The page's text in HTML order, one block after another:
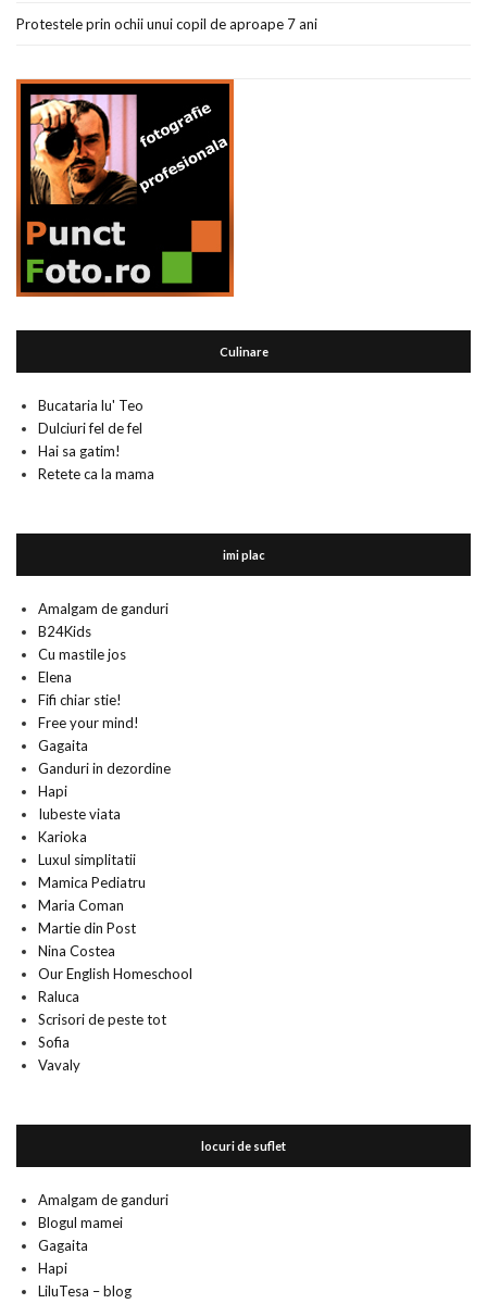
Protestele prin ochii unui copil de aproape 7 ani
Culinare
Bucataria lu' Teo
Dulciuri fel de fel
Hai sa gatim!
Retete ca la mama
imi plac
Amalgam de ganduri
B24Kids
Cu mastile jos
Elena
Fifi chiar stie!
Free your mind!
Gagaita
Ganduri in dezordine
Hapi
Iubeste viata
Karioka
Luxul simplitatii
Mamica Pediatru
Maria Coman
Martie din Post
Nina Costea
Our English Homeschool
Raluca
Scrisori de peste tot
Sofia
Vavaly
locuri de suflet
Amalgam de ganduri
Blogul mamei
Gagaita
Hapi
LiluTesa – blog